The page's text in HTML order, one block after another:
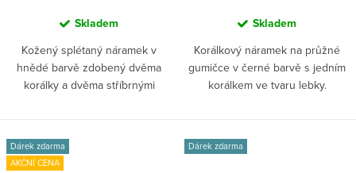
Skladem
Kožený splétaný náramek v
hnědé barvě zdobený dvěma
korálky a dvěma stříbrnými
Skladem
Korálkový náramek na průžné
gumičce v černé barvě s jedním
korálkem ve tvaru lebky.
Dárek zdarma
AKČNÍ CENA
Dárek zdarma